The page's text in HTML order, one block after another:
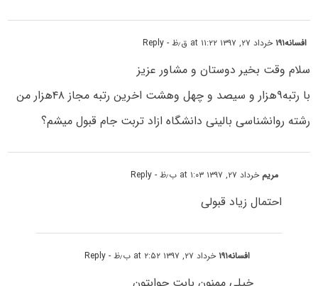
افسانه۱۹۱ خرداد ۲۷, ۱۳۹۷ at ۱۱:۲۲ ق٫ظ - Reply
سلام وقت بخیر دوستان و مشاور عزیز
با رتبه۹هزار و سیصد و چهل وهشت اخرین رتبه مجاز ۴۸هزار من
رشته روانشناسی بالینی دانشگاه ازاد تربت جام قبول میشم؟
مریم خرداد ۲۷, ۱۳۹۷ at ۱:۰۳ ب٫ظ - Reply
احتمال زیاد قبولی
افسانه۱۹۱ خرداد ۲۷, ۱۳۹۷ at ۲:۵۲ ب٫ظ - Reply